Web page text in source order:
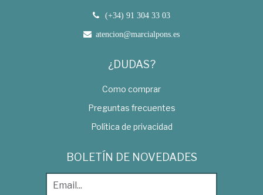
(+34) 91 304 33 03
atencion@marcialpons.es
¿DUDAS?
Como comprar
Preguntas frecuentes
Política de privacidad
BOLETÍN DE NOVEDADES